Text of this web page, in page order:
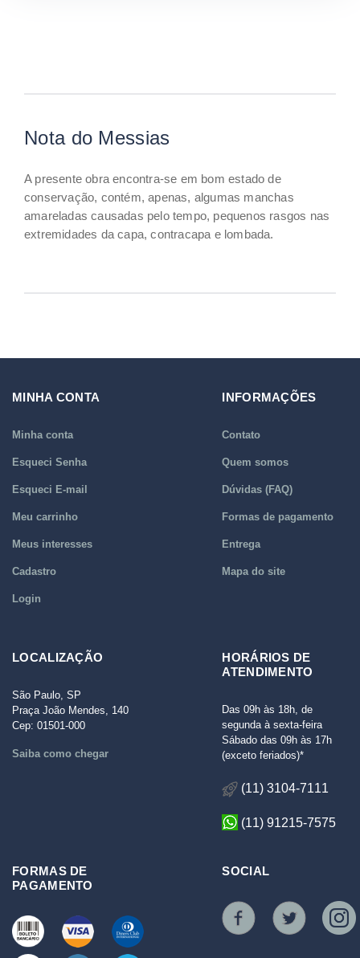
Nota do Messias
A presente obra encontra-se em bom estado de
conservação, contém, apenas, algumas manchas
amareladas causadas pelo tempo, pequenos rasgos nas
extremidades da capa, contracapa e lombada.
MINHA CONTA
Minha conta
Esqueci Senha
Esqueci E-mail
Meu carrinho
Meus interesses
Cadastro
Login
INFORMAÇÕES
Contato
Quem somos
Dúvidas (FAQ)
Formas de pagamento
Entrega
Mapa do site
LOCALIZAÇÃO
São Paulo, SP
Praça João Mendes, 140
Cep: 01501-000
Saiba como chegar
HORÁRIOS DE
ATENDIMENTO
Das 09h às 18h, de
segunda à sexta-feira
Sábado das 09h às 17h
(exceto feriados)*
(11) 3104-7111
(11) 91215-7575
FORMAS DE
PAGAMENTO
SOCIAL